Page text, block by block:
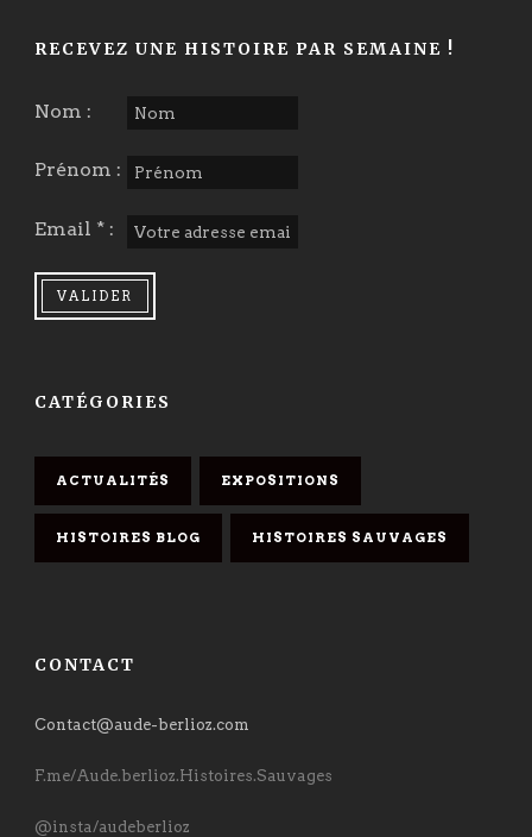
RECEVEZ UNE HISTOIRE PAR SEMAINE !
Nom :
Prénom :
Email * :
CATÉGORIES
ACTUALITÉS EXPOSITIONS
HISTOIRES BLOG HISTOIRES SAUVAGES
CONTACT
Contact@aude-berlioz.com
F.me/Aude.berlioz.Histoires.Sauvages
@insta/audeberlioz